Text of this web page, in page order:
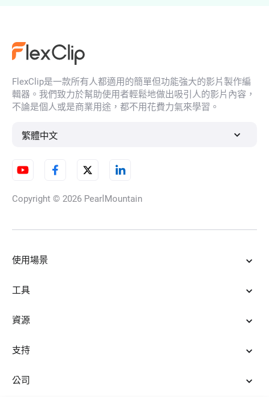
YouTube縮圖製作器
FlexClip是一款所有人都適用的簡單但功能強大的影片製作編
輯器。我們致力於幫助使用者輕鬆地做出吸引人的影片內容，
不論是個人或是商業用途，都不用花費力氣來學習。
繁體中文
Copyright © 2026 PearlMountain
使用場景
工具
資源
支持
公司